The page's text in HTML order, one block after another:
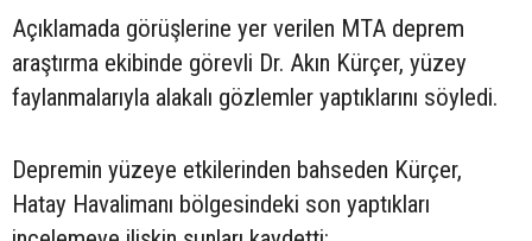
Açıklamada görüşlerine yer verilen MTA deprem
araştırma ekibinde görevli Dr. Akın Kürçer, yüzey
faylanmalarıyla alakalı gözlemler yaptıklarını söyledi.
Depremin yüzeye etkilerinden bahseden Kürçer,
Hatay Havalimanı bölgesindeki son yaptıkları